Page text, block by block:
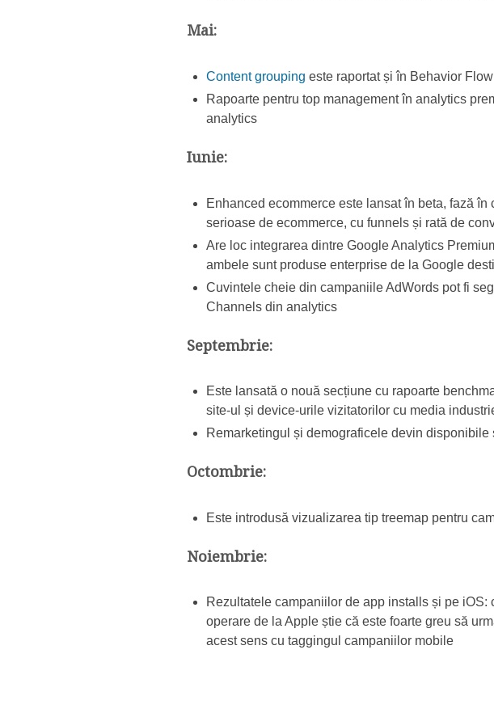
Mai:
Content grouping este raportat și în Behavior Flow
Rapoarte pentru top management în analytics
analytics
Iunie:
Enhanced ecommerce este lansat în beta, fază
serioase de ecommerce, cu funnels și rată de
Are loc integrarea dintre Google Analytics
ambele sunt produse enterprise de la Google
Cuvintele cheie din campaniile AdWords pot fi
Channels din analytics
Septembrie:
Este lansată o nouă secțiune cu rapoarte
site-ul și device-urile vizitatorilor cu media
Remarketingul și demograficele devin
Octombrie:
Este introdusă vizualizarea tip treemap pentru
Noiembrie:
Rezultatele campaniilor de app installs și pe
operare de la Apple știe că este foarte greu să
acest sens cu taggingul campaniilor mobile